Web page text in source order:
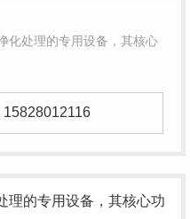
化处理的专用设备，其核心
15828012116
理的专用设备，其核心功